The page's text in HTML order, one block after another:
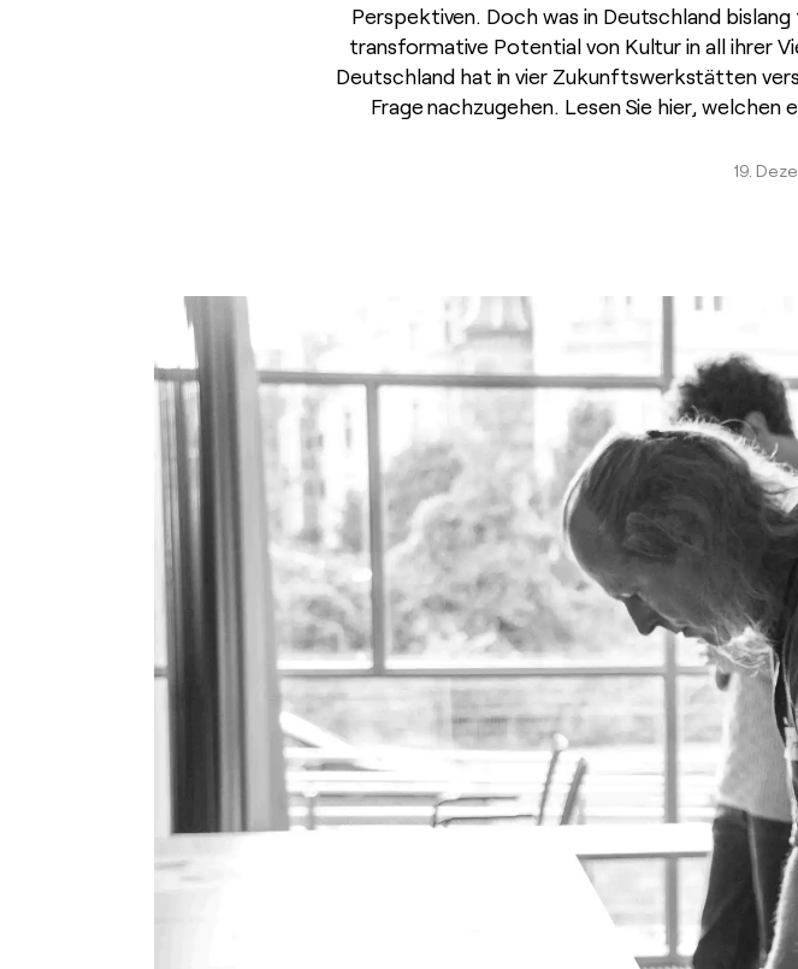
Perspektiven. Doch was in Deutschland
transformative Potential von Kultur in all ihrer
Deutschland hat in vier Zukunftswerkstätten
Frage nachzugehen. Lesen Sie hier,
19.